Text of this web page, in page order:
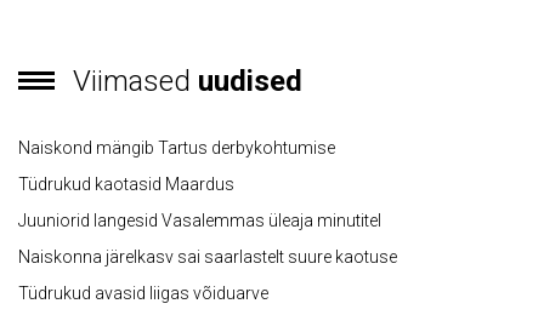
Viimased uudised
Naiskond mängib Tartus derbykohtumise
Tüdrukud kaotasid Maardus
Juuniorid langesid Vasalemmas üleaja minutitel
Naiskonna järelkasv sai saarlastelt suure kaotuse
Tüdrukud avasid liigas võiduarve